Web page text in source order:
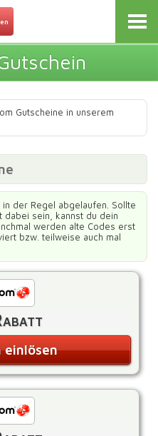
Gutscheine in unserem
der Regel abgelaufen. Sollte
dabei sein, kannst du dein
werden alte Codes erst
bzw. teilweise auch mal
einlösen